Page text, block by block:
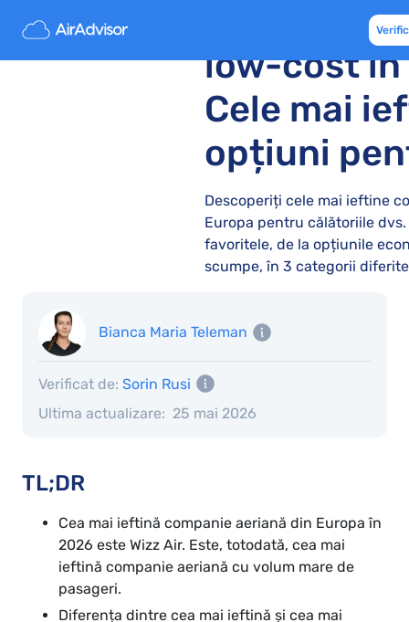
Companii
low-cost în
Cele mai
opțiuni
Descoperiți cele mai ieftine
Europa pentru călătoriile
favoritele, de la opțiunile
scumpe, în 3 categorii
Bianca Maria Teleman
Ultima actualizare: 25 mai 2026
Verificat de: Sorin Rusi
TL;DR
Cea mai ieftină companie aeriană din Europa în
2026 este Wizz Air. Este, totodată, cea mai
ieftină companie aeriană cu volum mare de
pasageri.
Diferența dintre cea mai ieftină și cea mai